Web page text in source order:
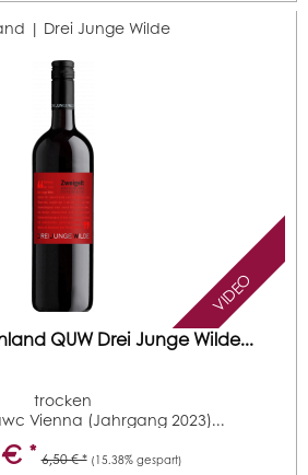
| Drei Junge Wilde
VIDEO
QUW Drei Junge Wilde...
trocken
Vienna (Jahrgang 2023)...
* 6,50 € * (15.38% gespart)